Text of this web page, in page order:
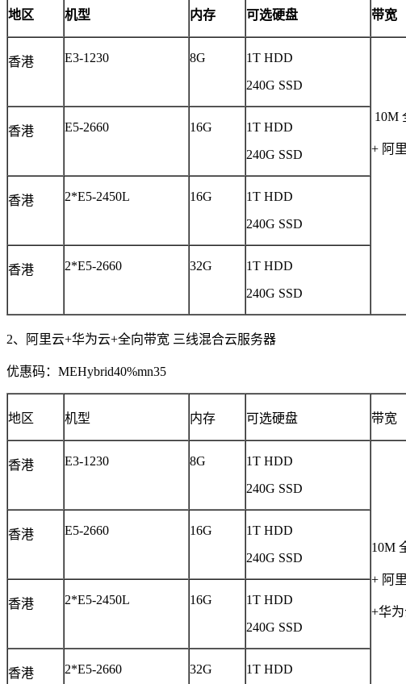
地区 机型 内存 可选硬盘 带宽
香港 E3-1230 8G
1T HDD
240G SSD
10M
+ 阿
香港 E5-2660 16G
1T HDD
240G SSD
香港 2*E5-2450L 16G
1T HDD
240G SSD
香港 2*E5-2660 32G
1T HDD
240G SSD
2、阿里云+华为云+全向带宽 三线混合云服务器
优惠码： MEHybrid40%mn35
地区 机型 内存 可选硬盘 带宽
香港 E3-1230 8G
1T HDD
240G SSD
10M
+ 阿
+华
香港 E5-2660 16G
1T HDD
240G SSD
香港 2*E5-2450L 16G
1T HDD
240G SSD
香港 2*E5-2660 32G 1T HDD